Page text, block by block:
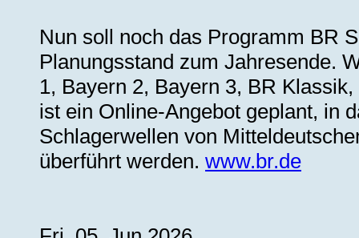
Nun soll noch das Programm BR
Planungsstand zum Jahresende.
1, Bayern 2, Bayern 3, BR
ist ein Online-Angebot geplant, in
Schlagerwellen von
überführt werden. www.br.de